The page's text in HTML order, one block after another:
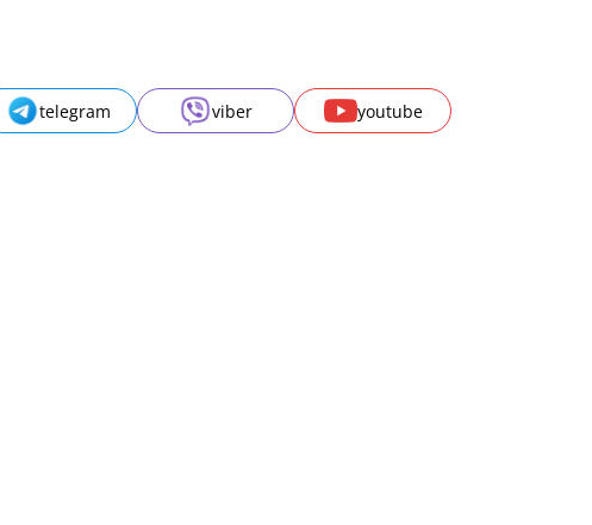
telegram viber youtube